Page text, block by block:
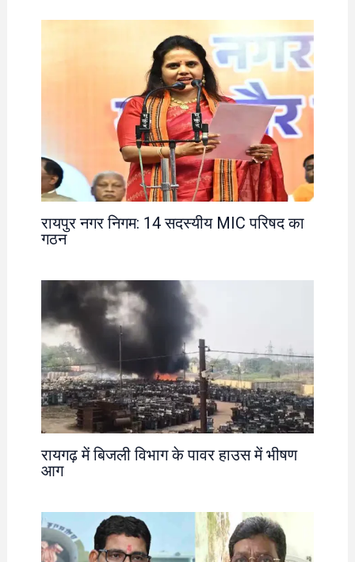
रायपुर नगर निगम: 14 सदस्यीय MIC परिषद का
गठन
रायगढ़ में बिजली विभाग के पावर हाउस में भीषण
आग